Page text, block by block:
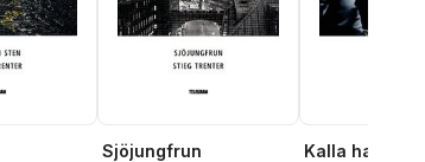
Sjöjungfrun Kalla handen